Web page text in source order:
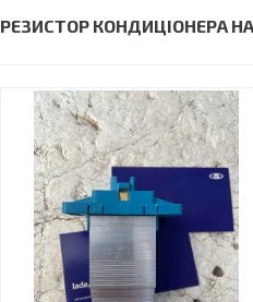
РЕЗИСТОР КОНДИЦІОНЕРА